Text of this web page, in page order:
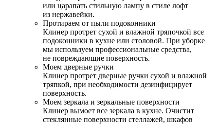
или царапать стильную лампу в стиле лофт
из нержавейки.
Протираем от пыли подоконники
Клинер протрет сухой и влажной тряпочкой все
подоконники в кухне или столовой. При уборке
мы используем профессиональные средства,
не повреждающие поверхность.
Моем дверные ручки
Клинер протрет дверные ручки сухой и влажной
тряпкой, при необходимости дезинфицирует
поверхность.
Моем зеркала и зеркальные поверхности
Клинер вымоет все зеркала в кухне. Очистит
стеклянные поверхности стеллажей, шкафов